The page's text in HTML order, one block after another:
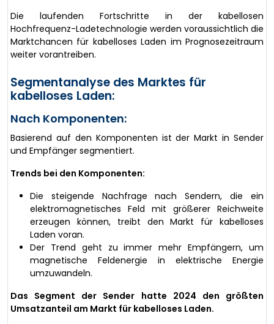
Die laufenden Fortschritte in der kabellosen
Hochfrequenz-Ladetechnologie werden voraussichtlich die
Marktchancen für kabelloses Laden im Prognosezeitraum
weiter vorantreiben.
Segmentanalyse des Marktes für
kabelloses Laden:
Nach Komponenten:
Basierend auf den Komponenten ist der Markt in Sender
und Empfänger segmentiert.
Trends bei den Komponenten:
Die steigende Nachfrage nach Sendern, die ein
elektromagnetisches Feld mit größerer Reichweite
erzeugen können, treibt den Markt für kabelloses
Laden voran.
Der Trend geht zu immer mehr Empfängern, um
magnetische Feldenergie in elektrische Energie
umzuwandeln.
Das Segment der Sender hatte 2024 den größten
Umsatzanteil am Markt für kabelloses Laden.